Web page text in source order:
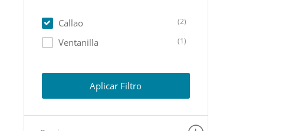
Callao (2)
Ventanilla (1)
Aplicar Filtro